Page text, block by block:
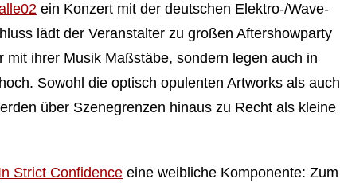
ein Konzert mit der deutschen Elektro-/Wave-
lädt der Veranstalter zu großen Aftershowparty
mit ihrer Musik Maßstäbe, sondern legen auch in
Sowohl die optisch opulenten Artworks als auch
über Szenegrenzen hinaus zu Recht als kleine
Strict Confidence eine weibliche Komponente: Zum